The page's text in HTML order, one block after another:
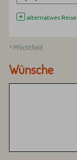
+ alternatives
* Pflichtfeld
Wünsche